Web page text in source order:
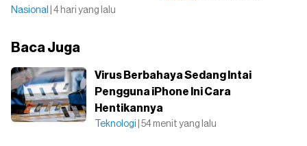
Nasional | 4 hari yang lalu
Baca Juga
Virus Berbahaya Sedang Intai
Pengguna iPhone Ini Cara
Hentikannya
Teknologi | 54 menit yang lalu